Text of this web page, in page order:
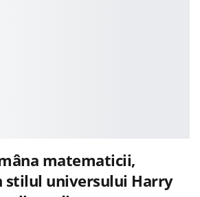
matematicii,
stilul universului Harry